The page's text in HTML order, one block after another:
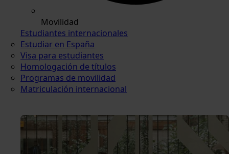
Movilidad
Estudiantes internacionales
Estudiar en España
Visa para estudiantes
Homologación de títulos
Programas de movilidad
Matriculación internacional